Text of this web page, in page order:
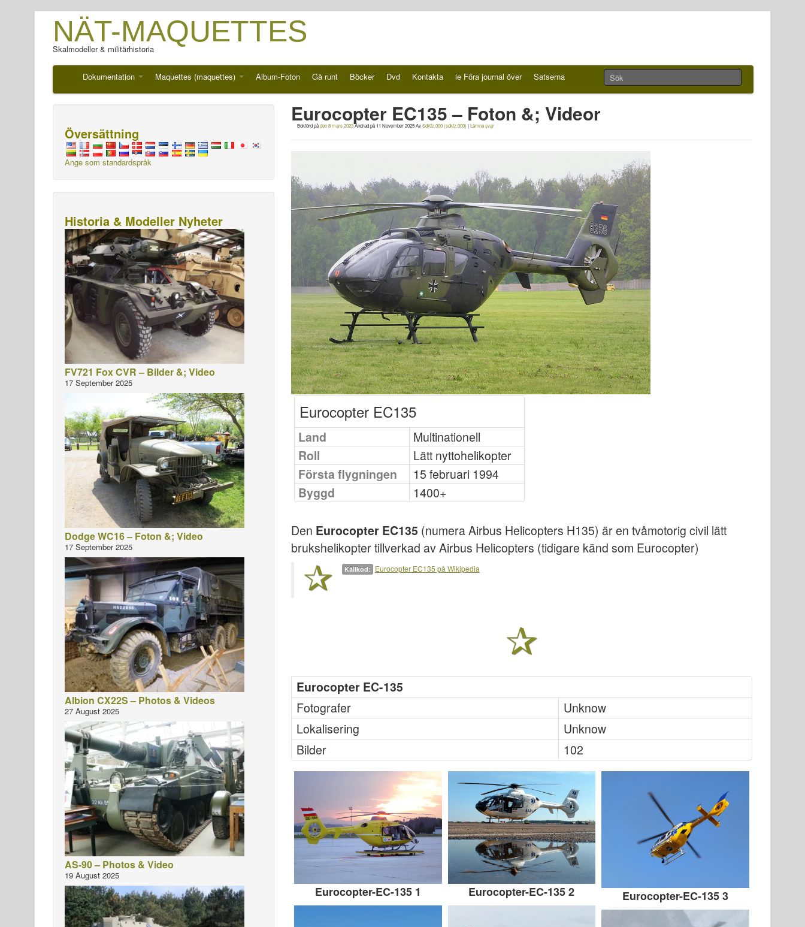
NÄT-MAQUETTES
Skalmodeller & militärhistoria
Dokumentation Maquettes (maquettes) Album-Foton Gå runt Böcker Dvd Kontakta le Föra journal över Satserna
Eurocopter EC135 – Foton &; Videor
Bokförd påden 8 mars 2023Ändrad på 11 November 2025AvSdKfz.000 (sdkfz.000) |Lämna svar
Eurocopter EC135
Land
Multinationell
Roll
Lätt nyttohelikopter
Första flygningen
15 februari 1994
Byggd
1400+
Den Eurocopter EC135 (numera Airbus Helicopters H135) är en tvåmotorig civil lätt
brukshelikopter tillverkad av Airbus Helicopters (tidigare känd som Eurocopter)
Källkod: Eurocopter EC135 på Wikipedia
Eurocopter EC-135
Fotografer
Unknow
Lokalisering
Unknow
Bilder
102
Eurocopter-EC-135 1 Eurocopter-EC-135 2 Eurocopter-EC-135 3
Översättning
Ange som standardspråk
Historia & Modeller Nyheter
FV721 Fox CVR – Bilder &; Video
17 September 2025
Dodge WC16 – Foton &; Video
17 September 2025
Albion CX22S – Photos & Videos
27 August 2025
AS-90 – Photos & Video
19 August 2025